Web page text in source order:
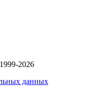
2026
данных